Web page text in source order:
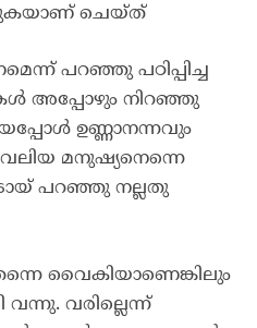
ചെയ്ത്
പറഞ്ഞു പഠിപ്പിച്ച
അപ്പോഴും നിറഞ്ഞു
ഉണ്ണാനന്നവും
മനുഷ്യനെന്നെ
പറഞ്ഞു നല്ലതു
വൈകിയാണെങ്കിലും
വരില്ലെന്ന്